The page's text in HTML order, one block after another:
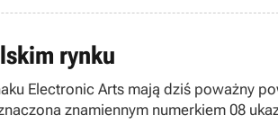
rynku
Electronic Arts mają dziś poważny
znamiennym numerkiem 08